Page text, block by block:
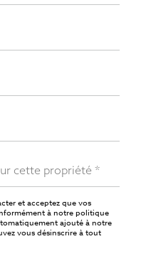
et acceptez que vos
à notrepolitique
ajouté à notre
vous désinscrire à tout